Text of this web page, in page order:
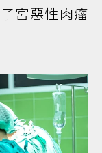
宮惡性肉瘤